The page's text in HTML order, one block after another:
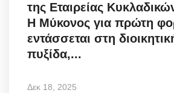
Cost Of Living Crisis
της Εταιρείας
Η Μύκονος για πρώτη
εντάσσεται στη
πυξίδα,...
Δεκ 18, 2025